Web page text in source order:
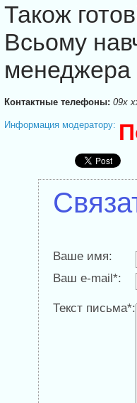
Також
Всьому
менеджера
Контактные телефоны: 09x
Информация модератору:
Ваше имя:
Ваш e-mail*:
Текст письма*: